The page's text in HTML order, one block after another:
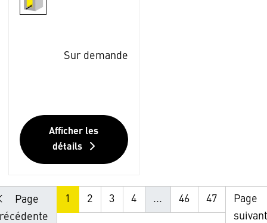
Sur demande
Afficher les
détails
Page
1 2 3 4 ... 46 47
Page